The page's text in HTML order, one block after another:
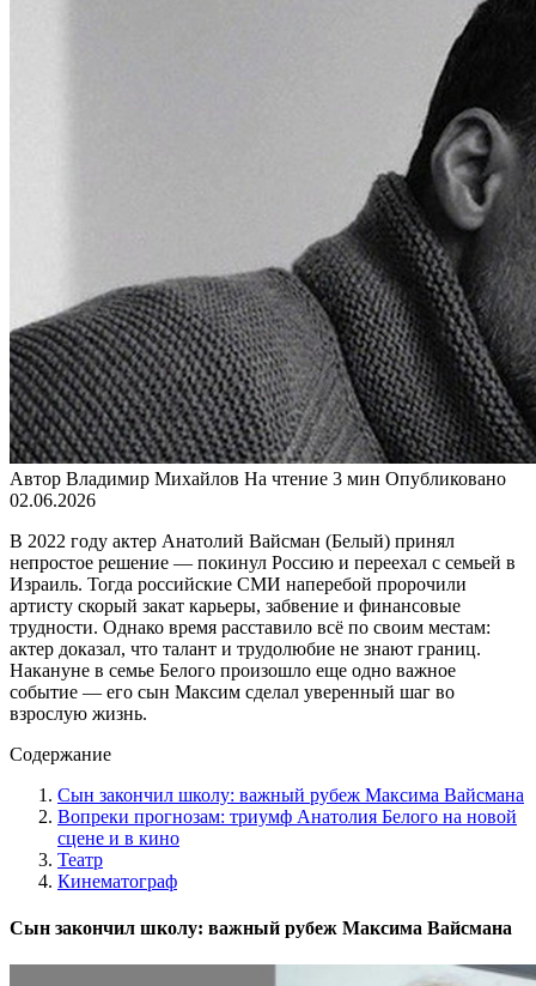
Автор Владимир Михайлов На чтение 3 мин Опубликовано
02.06.2026
В 2022 году актер Анатолий Вайсман (Белый) принял
непростое решение — покинул Россию и переехал с семьей в
Израиль. Тогда российские СМИ наперебой пророчили
артисту скорый закат карьеры, забвение и финансовые
трудности. Однако время расставило всё по своим местам:
актер доказал, что талант и трудолюбие не знают границ.
Накануне в семье Белого произошло еще одно важное
событие — его сын Максим сделал уверенный шаг во
взрослую жизнь.
Содержание
Сын закончил школу: важный рубеж Максима Вайсмана
Вопреки прогнозам: триумф Анатолия Белого на новой
сцене и в кино
Театр
Кинематограф
Сын закончил школу: важный рубеж Максима Вайсмана